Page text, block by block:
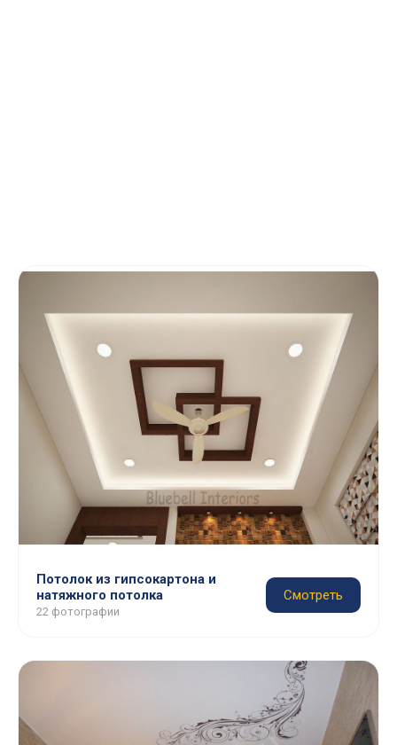
Потолок из гипсокартона и
натяжного потолка
22 фотографии
Смотреть